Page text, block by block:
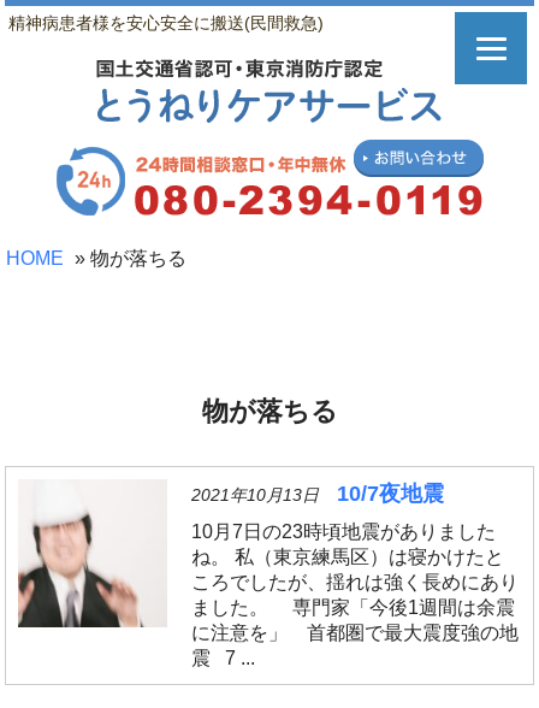
精神病患者様を安心安全に搬送(民間救急)
HOME » 物が落ちる
物が落ちる
2021年10月13日 10/7夜地震
10月7日の23時頃地震がありました
ね。 私（東京練馬区）は寝かけたと
ころでしたが、揺れは強く長めにあり
ました。 専門家「今後1週間は余震
に注意を」 首都圏で最大震度強の地
震 7 ...